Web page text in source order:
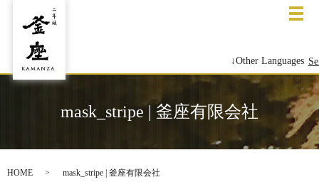
↓Other Languages
メ
mask_stripe | 釜座有限会社
HOME mask_stripe | 釜座有限会社